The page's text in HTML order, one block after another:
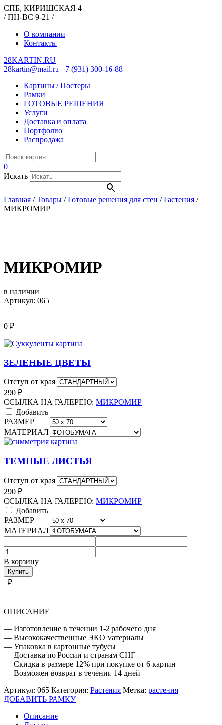
СПБ, КИРИШСКАЯ 4
/ ПН-ВС 9-21 /
О компании
Контакты
28KARTIN.RU
28kartin@mail.ru +7 (931) 300-16-88
Картины / Постеры
Рамки
ГОТОВЫЕ РЕШЕНИЯ
Услуги
Доставка и оплата
Портфолио
Распродажа
0
Искать
Главная /Товары /Готовые решения для стен /Растения /
МИКРОМИР
МИКРОМИР
в наличии
Артикул: 065
0 ₽
ЗЕЛЕНЫЕ ЦВЕТЫ
Отступ от края
290 ₽
ССЫЛКА НА ГАЛЕРЕЮ: МИКРОМИР
Добавить
РАЗМЕР
МАТЕРИАЛ
ТЕМНЫЕ ЛИСТЬЯ
Отступ от края
290 ₽
ССЫЛКА НА ГАЛЕРЕЮ: МИКРОМИР
Добавить
РАЗМЕР
МАТЕРИАЛ
Количество
товара
МИКРОМИР
В корзину
Купить
₽
ОПИСАНИЕ
— Изготовление в течении 1-2 рабочего дня
— Высококачественные ЭКО материалы
— Упаковка в картонные тубусы
— Доставка по России и странам СНГ
— Скидка в размере 12% при покупке от 6 картин
— Возможен возврат в течении 14 дней
Артикул: 065 Категория: Растения Метка: растения
ДОБАВИТЬ РАМКУ
Описание